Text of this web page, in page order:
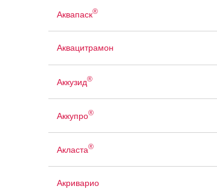
Аквапаск®
Аквацитрамон
Аккузид®
Аккупро®
Акласта®
Акриварио